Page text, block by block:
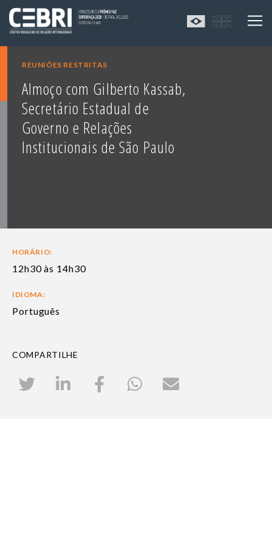
REUNIÕES RESTRITAS
Almoço com Gilberto Kassab,
Secretário Estadual de
Governo e Relações
Institucionais de São Paulo
HORÁRIO:
12h30 às 14h30
IDIOMA:
Português
COMPARTILHE